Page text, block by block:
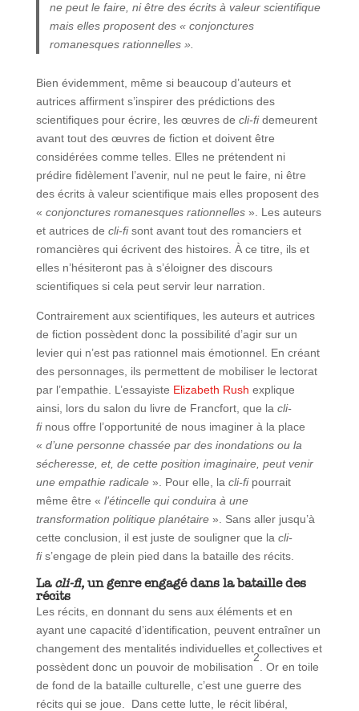
ne peut le faire, ni être des écrits à valeur scientifique
mais elles proposent des « conjonctures
romanesques rationnelles ».
Bien évidemment, même si beaucoup d’auteurs et
autrices affirment s’inspirer des prédictions des
scientifiques pour écrire, les œuvres de cli-fidemeurent
avant tout des œuvres de fiction et doivent être
considérées comme telles. Elles ne prétendent ni
prédire fidèlement l’avenir, nul ne peut le faire, ni être
des écrits à valeur scientifique mais elles proposent des
« conjonctures romanesques rationnelles». Les auteurs
et autrices de cli-fisont avant tout des romanciers et
romancières qui écrivent des histoires. À ce titre, ils et
elles n’hésiteront pas à s’éloigner des discours
scientifiques si cela peut servir leur narration.
Contrairement aux scientifiques, les auteurs et autrices
de fiction possèdent donc la possibilité d’agir sur un
levier qui n’est pas rationnel mais émotionnel. En créant
des personnages, ils permettent de mobiliser le lectorat
par l’empathie. L’essayiste Elizabeth Rush explique
ainsi, lors du salon du livre de Francfort, que la cli-
finous offre l’opportunité de nous imaginer à la place
« d’une personne chassée par des inondations ou la
sécheresse, et, de cette position imaginaire, peut venir
une empathie radicale». Pour elle, la cli-fipourrait
même être « l’étincelle qui conduira à une
transformation politique planétaire». Sans aller jusqu’à
cette conclusion, il est juste de souligner que la cli-
fis’engage de plein pied dans la bataille des récits.
La cli-fi, un genre engagé dans la bataille des
récits
Les récits, en donnant du sens aux éléments et en
ayant une capacité d’identification, peuvent entraîner un
changement des mentalités individuelles et collectives et
possèdent donc un pouvoir de mobilisation
2
. Or en toile
de fond de la bataille culturelle, c’est une guerre des
récits qui se joue. Dans cette lutte, le récit libéral,